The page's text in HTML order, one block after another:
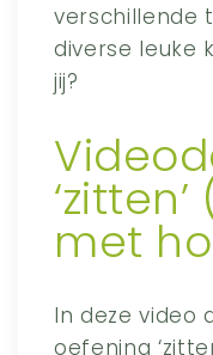
verschillende
diverse leuke
jij?
met
In deze video
oefening